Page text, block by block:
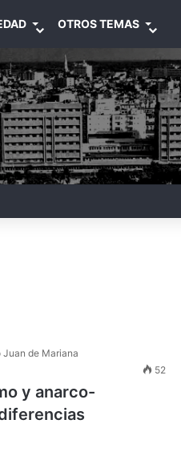
OTROS TEMAS
de Mariana
52
y anarco-